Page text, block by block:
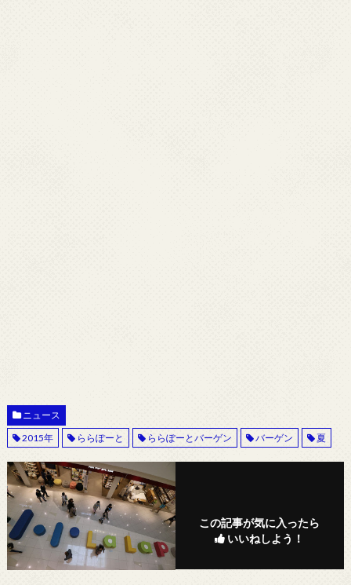
ニュース
2015年
ららぽーと ららぽーとバーゲン バーゲン 夏
この記事が気に入ったら
いいねしよう！